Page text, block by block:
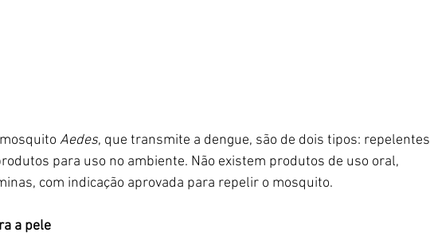
Aedes, que transmite a dengue, são de dois tipos: repelentes
para uso no ambiente. Não existem produtos de uso oral,
com indicação aprovada para repelir o mosquito.
a pele